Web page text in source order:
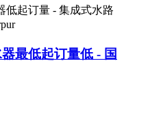
最低起订量低 - 国